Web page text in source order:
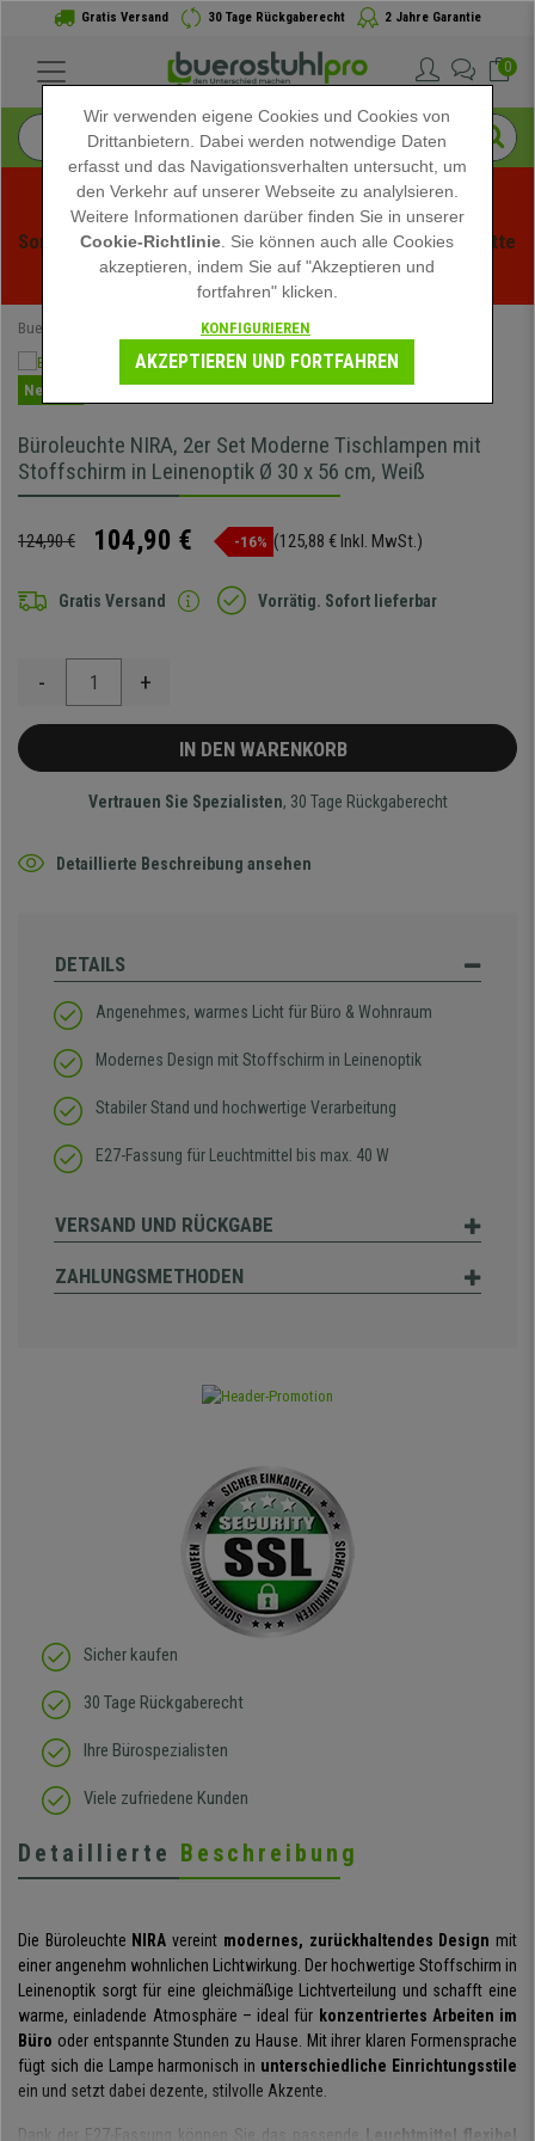
Gratis Versand 30 Tage Rückgaberecht 2 Jahre Garantie
0
Sommerschlussverauf bei buerstuhlpro! Exklusive Rabatte
für kurze Zeit - Aktion ansehen -
Buerostuhlpro Bürobeleuchtung
Neuheit
Büroleuchte NIRA, 2er Set Moderne Tischlampen mit
Stoffschirm in Leinenoptik Ø 30 x 56 cm, Weiß
124,90 € 104,90 € -16% (125,88 € Inkl. MwSt.)
Gratis Versand Vorrätig. Sofort lieferbar
- +
IN DEN WARENKORB
Vertrauen Sie Spezialisten, 30 Tage Rückgaberecht
Detaillierte Beschreibung ansehen
DETAILS
Angenehmes, warmes Licht für Büro & Wohnraum
Modernes Design mit Stoffschirm in Leinenoptik
Stabiler Stand und hochwertige Verarbeitung
E27-Fassung für Leuchtmittel bis max. 40 W
VERSAND UND RÜCKGABE
ZAHLUNGSMETHODEN
Sicher kaufen
30 Tage Rückgaberecht
Ihre Bürospezialisten
Viele zufriedene Kunden
Detaillierte Beschreibung
Die Büroleuchte NIRA vereint modernes, zurückhaltendes Design mit
einer angenehm wohnlichen Lichtwirkung. Der hochwertige Stoffschirm in
Leinenoptik sorgt für eine gleichmäßige Lichtverteilung und schafft eine
warme, einladende Atmosphäre – ideal für konzentriertes Arbeiten im
Büro oder entspannte Stunden zu Hause. Mit ihrer klaren Formensprache
fügt sich die Lampe harmonisch in unterschiedliche Einrichtungsstile
ein und setzt dabei dezente, stilvolle Akzente.
Dank der E27-Fassung können Sie das passende Leuchtmittel flexibel
Wir verwenden eigene Cookies und Cookies von
Drittanbietern. Dabei werden notwendige Daten
erfasst und das Navigationsverhalten untersucht, um
den Verkehr auf unserer Webseite zu analylsieren.
Weitere Informationen darüber finden Sie in unserer
Cookie-Richtlinie . Sie können auch alle Cookies
akzeptieren, indem Sie auf "Akzeptieren und
fortfahren" klicken.
KONFIGURIEREN
AKZEPTIEREN UND FORTFAHREN